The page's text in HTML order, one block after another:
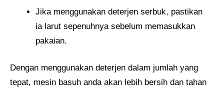
Jika menggunakan deterjen serbuk, pastikan
ia larut sepenuhnya sebelum memasukkan
pakaian.
Dengan menggunakan deterjen dalam jumlah yang
tepat, mesin basuh anda akan lebih bersih dan tahan